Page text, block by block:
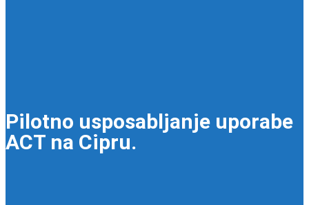
Pilotno usposabljanje uporabe
ACT na Cipru.